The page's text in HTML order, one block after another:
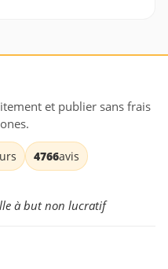
et publier sans frais
4766avis
à but non lucratif